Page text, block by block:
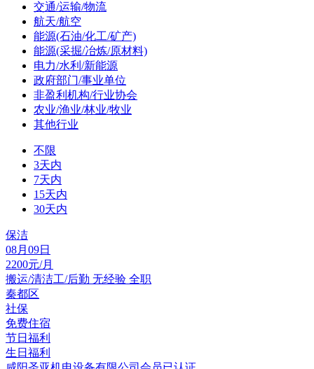
交通/运输/物流
航天/航空
能源(石油/化工/矿产)
能源(采掘/冶炼/原材料)
电力/水利/新能源
政府部门/事业单位
非盈利机构/行业协会
农业/渔业/林业/牧业
其他行业
不限
3天内
7天内
15天内
30天内
保洁
08月09日
2200元/月
搬运/清洁工/后勤 无经验 全职
秦都区
社保
免费住宿
节日福利
生日福利